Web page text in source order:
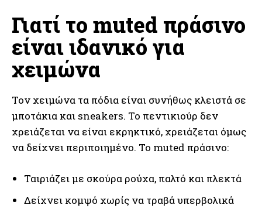
Γιατί το muted πράσινο
είναι ιδανικό για
χειμώνα
Τον χειμώνα τα πόδια είναι συνήθως κλειστά σε
μποτάκια και sneakers. Το πεντικιούρ δεν
χρειάζεται να είναι εκρηκτικό, χρειάζεται όμως
να δείχνει περιποιημένο. Το muted πράσινο:
Ταιριάζει με σκούρα ρούχα, παλτό και πλεκτά
Δείχνει κομψό χωρίς να τραβά υπερβολικά